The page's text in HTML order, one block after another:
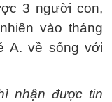
3 người con,
vào tháng
A. về sống với
nhận được tin